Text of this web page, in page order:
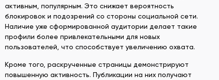
активным, популярным. Это снижает вероятность
блокировок и подозрений со стороны социальной сети.
Наличие уже сформированной аудитории делает такие
профили более привлекательными для новых
пользователей, что способствует увеличению охвата.
Кроме того, раскрученные страницы демонстрируют
повышенную активность. Публикации на них получают